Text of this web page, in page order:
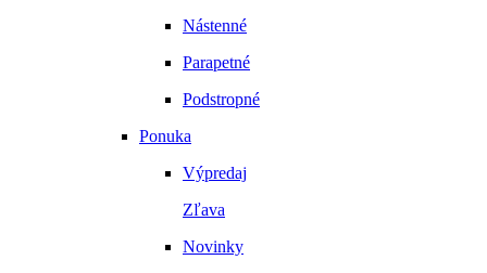
Nástenné
Parapetné
Podstropné
Ponuka
Výpredaj
Zľava
Novinky